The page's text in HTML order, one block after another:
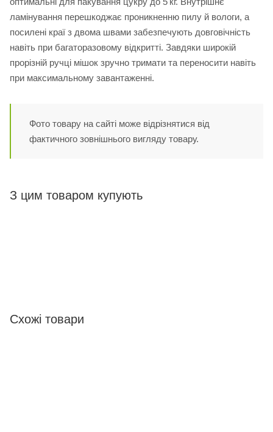
ламінування перешкоджає проникненню пилу й вологи, а
посилені краї з двома швами забезпечують довговічність
навіть при багаторазовому відкритті. Завдяки широкій
прорізній ручці мішок зручно тримати та переносити навіть
при максимальному завантаженні.
Фото товару на сайті може відрізнятися від
фактичного зовнішнього вигляду товару.
З цим товаром купують
Схожі товари